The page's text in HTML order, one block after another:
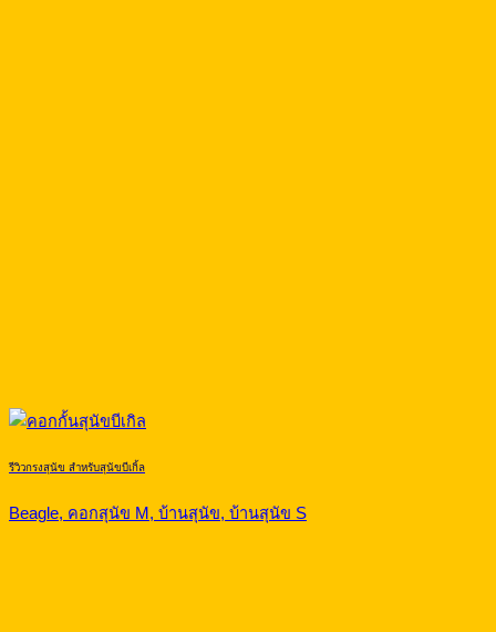
รีวิวกรงสุนัข สำหรับสุนัขบีเกิ้ล
Beagle, คอกสุนัข M, บ้านสุนัข, บ้านสุนัข S